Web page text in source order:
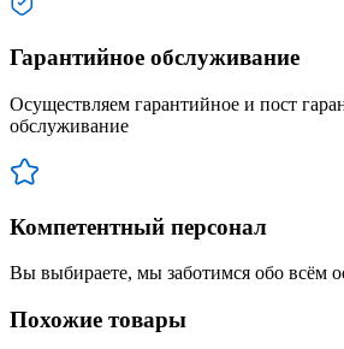
Гарантийное обслуживание
Осуществляем гарантийное и пост
обслуживание
Компетентный персонал
Вы выбираете, мы заботимся обо всём
Похожие товары